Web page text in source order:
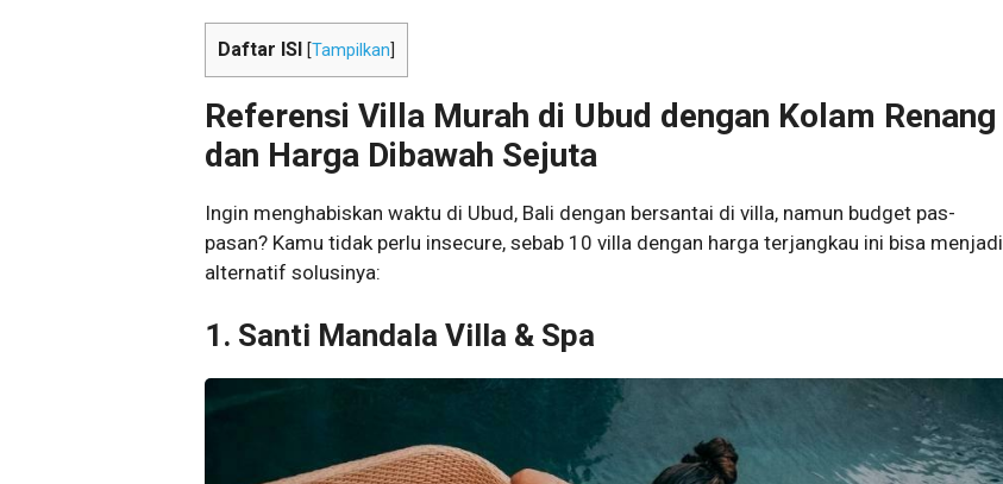
Daftar ISI [Tampilkan
Referensi Villa Murah di Ubud dengan Kolam Renang
dan Harga Dibawah Sejuta
Ingin menghabiskan waktu di Ubud, Bali dengan bersantai di villa, namun budget pas-
pasan? Kamu tidak perlu insecure, sebab 10 villa dengan harga terjangkau ini bisa menjadi
alternatif solusinya:
1. Santi Mandala Villa & Spa